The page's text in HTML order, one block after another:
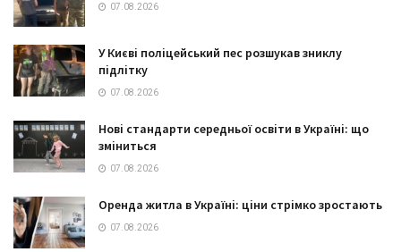
07.08.2026
У Києві поліцейський пес розшукав зниклу
підлітку
07.08.2026
Нові стандарти середньої освіти в Україні: що
зміниться
07.08.2026
Оренда житла в Україні: ціни стрімко зростають
07.08.2026